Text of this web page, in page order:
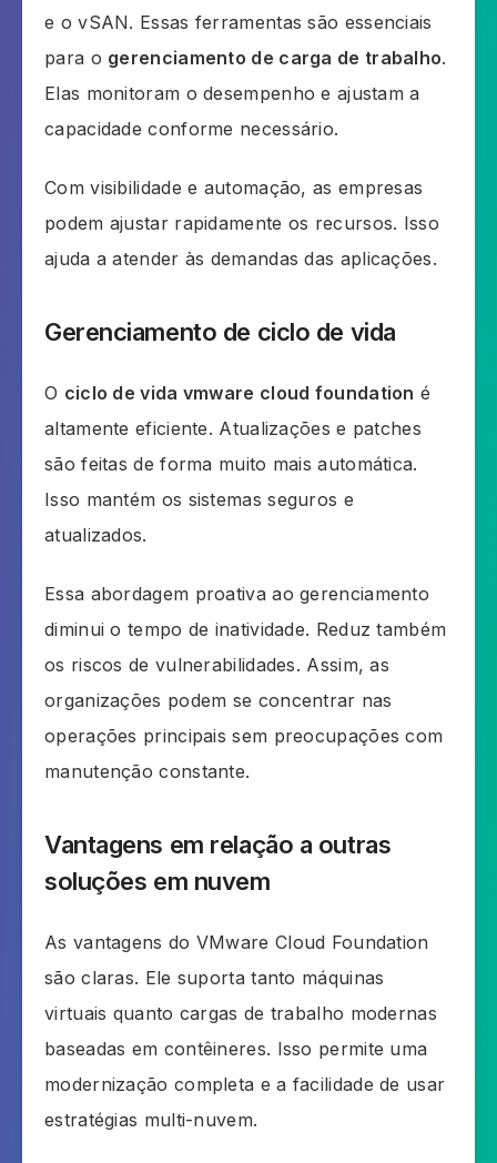
e o vSAN. Essas ferramentas são essenciais
para o gerenciamento de carga de trabalho.
Elas monitoram o desempenho e ajustam a
capacidade conforme necessário.
Com visibilidade e automação, as empresas
podem ajustar rapidamente os recursos. Isso
ajuda a atender às demandas das aplicações.
Gerenciamento de ciclo de vida
O ciclo de vida vmware cloud foundation é
altamente eficiente. Atualizações e patches
são feitas de forma muito mais automática.
Isso mantém os sistemas seguros e
atualizados.
Essa abordagem proativa ao gerenciamento
diminui o tempo de inatividade. Reduz também
os riscos de vulnerabilidades. Assim, as
organizações podem se concentrar nas
operações principais sem preocupações com
manutenção constante.
Vantagens em relação a outras
soluções em nuvem
As vantagens do VMware Cloud Foundation
são claras. Ele suporta tanto máquinas
virtuais quanto cargas de trabalho modernas
baseadas em contêineres. Isso permite uma
modernização completa e a facilidade de usar
estratégias multi-nuvem.